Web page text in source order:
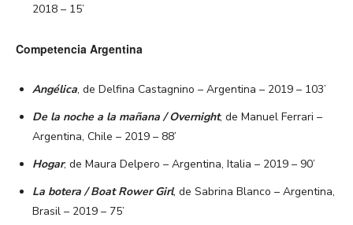
2018 – 15’
Competencia Argentina
Angélica, de Delfina Castagnino – Argentina – 2019 – 103’
De la noche a la mañana / Overnight, de Manuel Ferrari –
Argentina, Chile – 2019 – 88’
Hogar, de Maura Delpero – Argentina, Italia – 2019 – 90’
La botera / Boat Rower Girl, de Sabrina Blanco – Argentina,
Brasil – 2019 – 75’